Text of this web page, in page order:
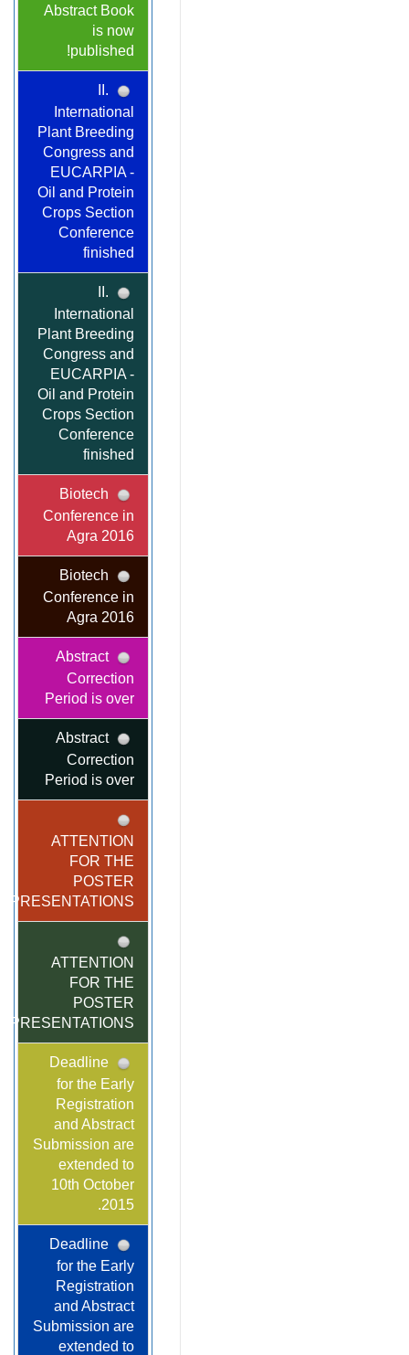
Abstract Book
is now
published!
II.
International
Plant Breeding
Congress and
EUCARPIA -
Oil and Protein
Crops Section
Conference
finished
II.
International
Plant Breeding
Congress and
EUCARPIA -
Oil and Protein
Crops Section
Conference
finished
Biotech
Conference in
Agra 2016
Biotech
Conference in
Agra 2016
Abstract
Correction
Period is over
Abstract
Correction
Period is over
ATTENTION
FOR THE
POSTER
PRESENTATIONS!
ATTENTION
FOR THE
POSTER
PRESENTATIONS!
Deadline
for the Early
Registration
and Abstract
Submission are
extended to
10th October
2015.
Deadline
for the Early
Registration
and Abstract
Submission are
extended to